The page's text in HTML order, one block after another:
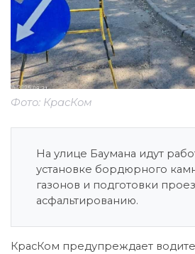
Фото: КрасКом
На улице Баумана идут
установке бордюрного
газонов и подготовки
асфальтированию.
КрасКом предупреждает